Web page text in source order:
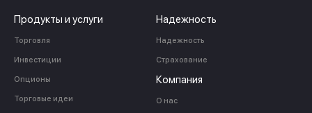
Продукты и услуги
Торговля
Инвестиции
Опционы
Торговые идеи
Надежность
Надежность
Страхование
Компания
О нас